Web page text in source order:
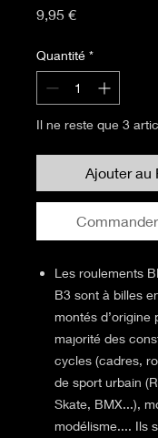
9,95 €Prix
Quantité *
Il ne reste que 3
Ajouter au
Les roulements
B3 sont à billes
montés d’origine
majorité des
cycles (cadres,
de sport urbain
Skate, BMX...),
modélisme.... Ils